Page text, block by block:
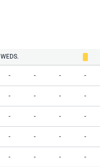
WEDS.
- - - -
- - - -
- - - -
- - - -
- - - -